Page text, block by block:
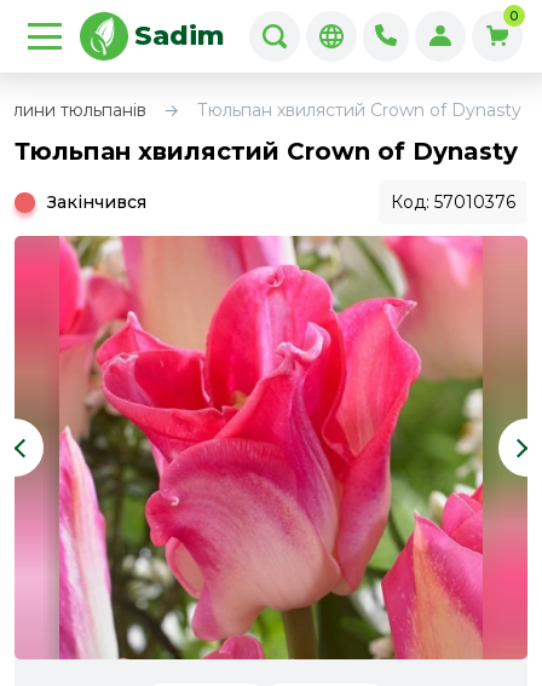
Sadim
0
тюльпанів Тюльпан хвилястий Crown of Dynasty
Тюльпан хвилястий Crown of Dynasty
Закінчився Код: 57010376